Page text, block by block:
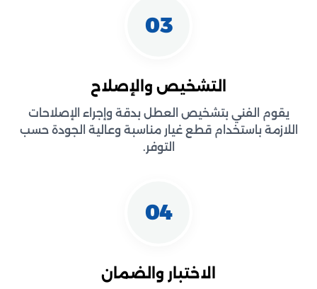
03
التشخيص والإصلاح
يقوم الفني بتشخيص العطل بدقة وإجراء الإصلاحات
اللازمة باستخدام قطع غيار مناسبة وعالية الجودة حسب
التوفر.
04
الاختبار والضمان